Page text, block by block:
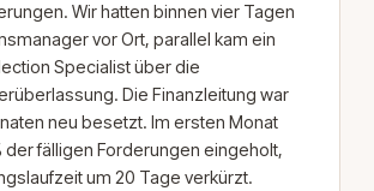
Wir hatten binnen vier Tagen
vor Ort, parallel kam ein
Specialist über die
Die Finanzleitung war
neu besetzt. Im ersten Monat
der fälligen Forderungen eingeholt,
um 20 Tage verkürzt.